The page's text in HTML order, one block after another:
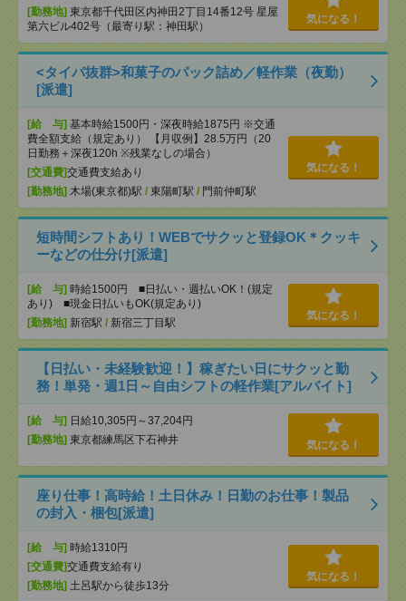
[勤務地] 東京都千代田区内神田2丁目14番12号 星屋
第六ビル402号（最寄り駅：神田駅）
気になる！
<タイパ抜群>和菓子のパック詰め／軽作業（夜勤）
[派遣]
[給 与] 基本時給1500円・深夜時給1875円 ※交通
費全額支給（規定あり） 【月収例】28.5万円（20
日勤務＋深夜120h ※残業なしの場合）
[交通費]交通費支給あり
[勤務地] 木場(東京都)駅 / 東陽町駅 / 門前仲町駅
気になる！
短時間シフトあり！WEBでサクッと登録OK＊クッキ
ーなどの仕分け[派遣]
[給 与] 時給1500円 ■日払い・週払いOK！(規定
あり) ■現金日払いもOK(規定あり)
[勤務地] 新宿駅 / 新宿三丁目駅
気になる！
【日払い・未経験歓迎！】稼ぎたい日にサクッと勤
務！単発・週1日～自由シフトの軽作業[アルバイト]
[給 与] 日給10,305円～37,204円
[勤務地] 東京都練馬区下石神井 気になる！
座り仕事！高時給！土日休み！日勤のお仕事！製品
の封入・梱包[派遣]
[給 与] 時給1310円
[交通費]交通費支給有り
[勤務地] 土呂駅から徒歩13分
気になる！